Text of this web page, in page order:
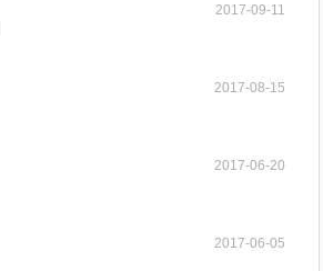
2017-09-11
2017-08-15
2017-06-20
2017-06-05